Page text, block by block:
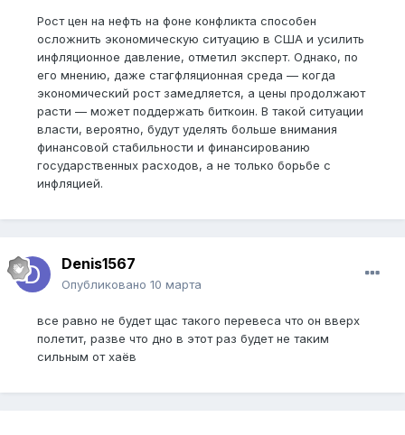
Рост цен на нефть на фоне конфликта способен
осложнить экономическую ситуацию в США и усилить
инфляционное давление, отметил эксперт. Однако, по
его мнению, даже стагфляционная среда — когда
экономический рост замедляется, а цены продолжают
расти — может поддержать биткоин. В такой ситуации
власти, вероятно, будут уделять больше внимания
финансовой стабильности и финансированию
государственных расходов, а не только борьбе с
инфляцией.
Denis1567
Опубликовано 10 марта
все равно не будет щас такого перевеса что он вверх
полетит, разве что дно в этот раз будет не таким
сильным от хаёв